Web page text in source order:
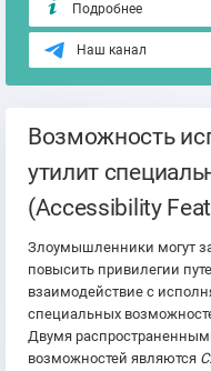
Подробнее
Наш канал
Возможность
утилит
(Accessibility
Злоумышленники могут
повысить привилегии
взаимодействие с
специальных
Двумя
возможностей являются